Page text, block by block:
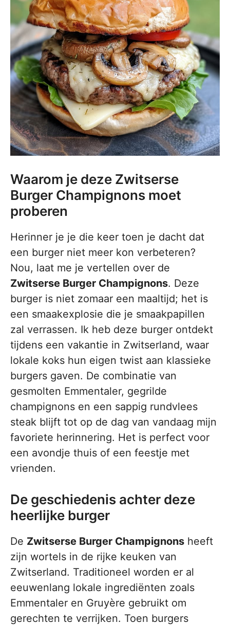
Waarom je deze Zwitserse
Burger Champignons moet
proberen
Herinner je je die keer toen je dacht dat
een burger niet meer kon verbeteren?
Nou, laat me je vertellen over de
Zwitserse Burger Champignons. Deze
burger is niet zomaar een maaltijd; het is
een smaakexplosie die je smaakpapillen
zal verrassen. Ik heb deze burger ontdekt
tijdens een vakantie in Zwitserland, waar
lokale koks hun eigen twist aan klassieke
burgers gaven. De combinatie van
gesmolten Emmentaler, gegrilde
champignons en een sappig rundvlees
steak blijft tot op de dag van vandaag mijn
favoriete herinnering. Het is perfect voor
een avondje thuis of een feestje met
vrienden.
De geschiedenis achter deze
heerlijke burger
De Zwitserse Burger Champignons heeft
zijn wortels in de rijke keuken van
Zwitserland. Traditioneel worden er al
eeuwenlang lokale ingrediënten zoals
Emmentaler en Gruyère gebruikt om
gerechten te verrijken. Toen burgers